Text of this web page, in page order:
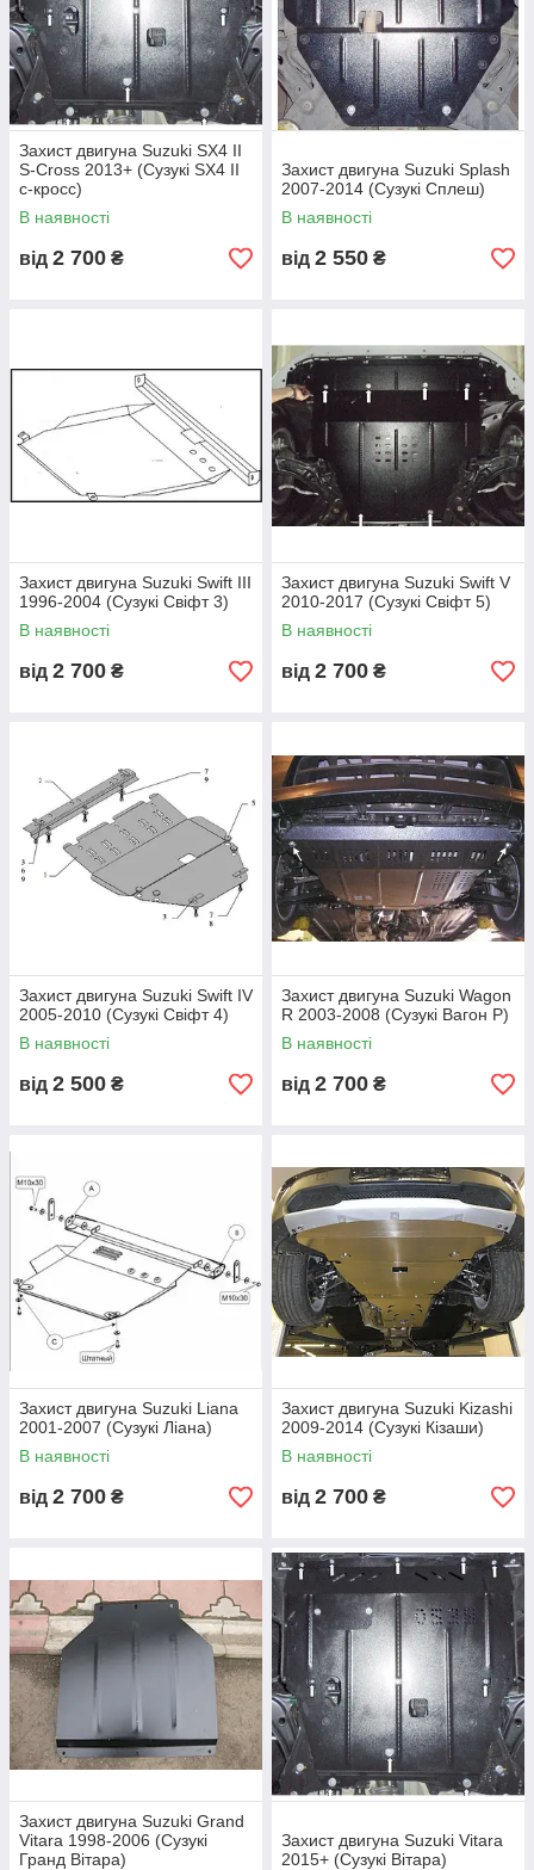
Захист двигуна Suzuki SX4 II
S-Cross 2013+ (Сузукі SX4 II
с-кросс)
В наявності
від 2 700 ₴
Захист двигуна Suzuki Splash
2007-2014 (Сузукі Сплеш)
В наявності
від 2 550 ₴
Захист двигуна Suzuki Swift III
1996-2004 (Сузукі Свіфт 3)
В наявності
від 2 700 ₴
Захист двигуна Suzuki Swift V
2010-2017 (Сузукі Свіфт 5)
В наявності
від 2 700 ₴
Захист двигуна Suzuki Swift IV
2005-2010 (Сузукі Свіфт 4)
В наявності
від 2 500 ₴
Захист двигуна Suzuki Wagon
R 2003-2008 (Сузукі Вагон Р)
В наявності
від 2 700 ₴
Захист двигуна Suzuki Liana
2001-2007 (Сузукі Ліана)
В наявності
від 2 700 ₴
Захист двигуна Suzuki Kizashi
2009-2014 (Сузукі Кізаши)
В наявності
від 2 700 ₴
Захист двигуна Suzuki Grand
Vitara 1998-2006 (Сузукі
Гранд Вітара)
Захист двигуна Suzuki Vitara
2015+ (Сузукі Вітара)